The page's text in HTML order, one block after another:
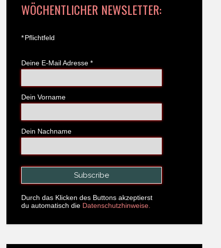
WÖCHENTLICHER NEWSLETTER:
*Pflichtfeld
Deine E-Mail Adresse *
Dein Vorname
Dein Nachname
Durch das Klicken des Buttons akzeptierst
du automatisch die Datenschutzhinweise.